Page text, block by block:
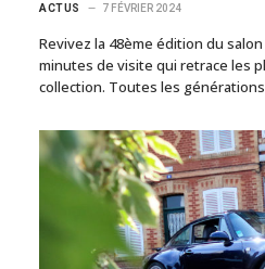
ACTUS 7 FÉVRIER 2024
Revivez la 48ème édition du
minutes de visite qui retrace les
collection. Toutes les